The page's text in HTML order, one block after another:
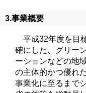
3.事業概要
平成32年度を目
確にした、グリー
ーションなどの地
の主体的かつ優れ
事業化に至るまで